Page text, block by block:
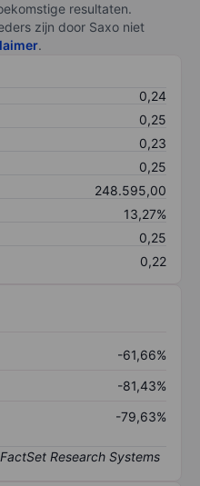
resultaten.
zijn door Saxo niet
.
0,24
0,25
0,23
0,25
248.595,00
13,27%
0,25
0,22
-61,66%
-81,43%
-79,63%